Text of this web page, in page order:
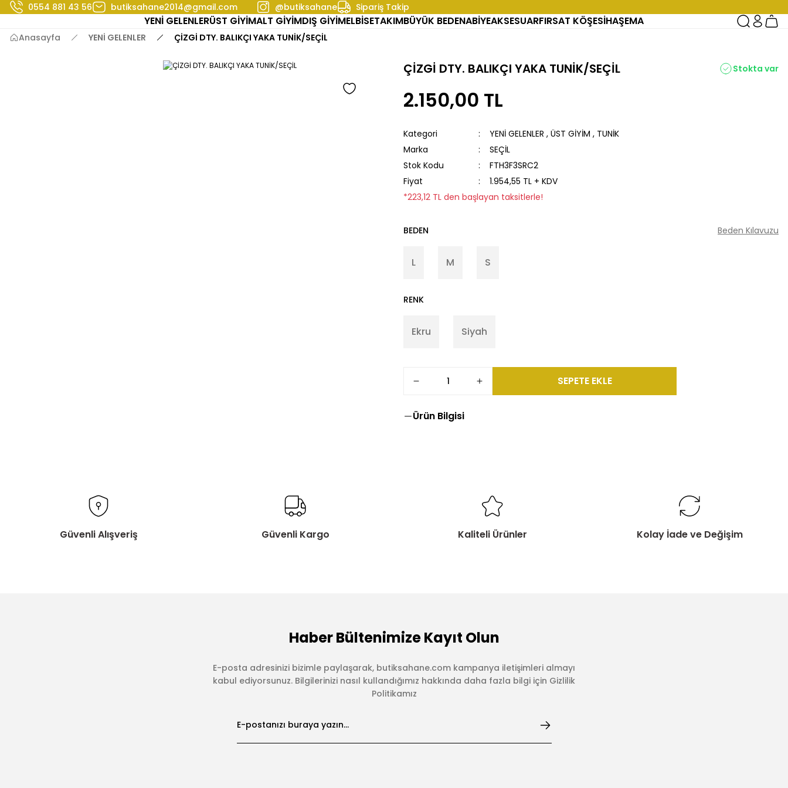
0554 881 43 56 butiksahane2014@gmail.com @butiksahane Sipariş Takip
YENİ GELENLERÜST GİYİMALT GİYİMDIŞ GİYİMELBİSETAKIMBÜYÜK BEDENABİYEAKSESUARFIRSAT KÖŞESİHAŞEMA
Anasayfa YENİ GELENLER ÇİZGİ DTY. BALIKÇI YAKA TUNİK/SEÇİL
ÇİZGİ DTY. BALIKÇI YAKA TUNİK/SEÇİL Stokta var
2.150,00 TL
Kategori YENİ GELENLER , ÜST GİYİM , TUNİK
Marka
SEÇİL
Stok Kodu
FTH3F3SRC2
Fiyat
1.954,55 TL + KDV
*223,12 TL den başlayan taksitlerle!
BEDEN
L M S
RENK
Ekru Siyah
Beden Kılavuzu
SEPETE EKLE
Ürün Bilgisi
Güvenli Alışveriş Güvenli Kargo Kaliteli Ürünler Kolay İade ve Değişim
Haber Bültenimize Kayıt Olun
E-posta adresinizi bizimle paylaşarak, butiksahane.com kampanya iletişimleri almayı
kabul ediyorsunuz. Bilgilerinizi nasıl kullandığımız hakkında daha fazla bilgi için Gizlilik
Politikamız